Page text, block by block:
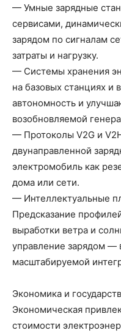
— Умные зарядные
сервисами,
зарядом по сигналам
затраты и нагрузку.
— Системы хранения
на базовых станциях и
автономность и
возобновляемой
— Протоколы V2G и
двунаправленной
электромобиль как
дома или сети.
— Интеллектуальные
Предсказание
выработки ветра и
управление зарядом —
масштабируемой
Экономика и
Экономическая
стоимости